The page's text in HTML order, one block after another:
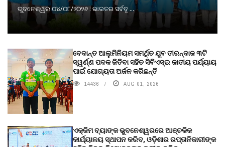
ଭୁବନେଶ୍ୱର ୦୪/୦୮/୨୦୨୬ : ଭାରତର ସର୍ବବୃ ...
ବେଦାନ୍ତ ଆଲୁମିନିୟମ ସମର୍ଥିତ ଯୁବ ତୀରନ୍ଦାଜ ୩ଟି
ସ୍ୱର୍ଣ୍ଣ ପଦକ ଜିତିବା ସହିତ ସିବିଏସ୍ଇ ଜାତୀୟ ପର୍ଯ୍ୟାୟ
ପାଇଁ ଯୋଗ୍ୟତା ଅର୍ଜନ କରିଛନ୍ତି
14436 AUG 01, 2026
ଏକ୍ଜିମ ବ୍ୟାଙ୍କ ଭୁବନେଶ୍ୱରରେ ଆଞ୍ଚଳିକ
କାର୍ଯ୍ୟାଳୟ ସ୍ଥାପନ କରିବ, ଓଡ଼ିଶାର ରପ୍ତାନିକାରୀଙ୍କ